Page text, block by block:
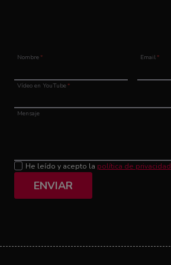
Nombre* Email*
Vídeo en YouTube*
Mensaje
He leído y acepto la política de privacidad
ENVIAR